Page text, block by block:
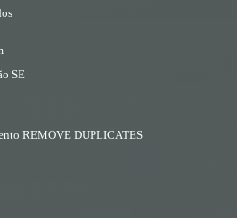
SE
REMOVE DUPLICATES